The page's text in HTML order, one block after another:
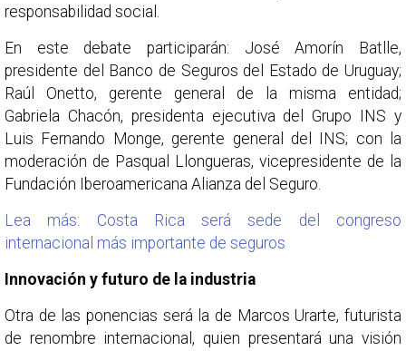
responsabilidad social.
En este debate participarán: José Amorín Batlle,
presidente del Banco de Seguros del Estado de Uruguay;
Raúl Onetto, gerente general de la misma entidad;
Gabriela Chacón, presidenta ejecutiva del Grupo INS y
Luis Fernando Monge, gerente general del INS; con la
moderación de Pasqual Llongueras, vicepresidente de la
Fundación Iberoamericana Alianza del Seguro.
Lea más: Costa Rica será sede del congreso
internacional más importante de seguros
Innovación y futuro de la industria
Otra de las ponencias será la de Marcos Urarte, futurista
de renombre internacional, quien presentará una visión